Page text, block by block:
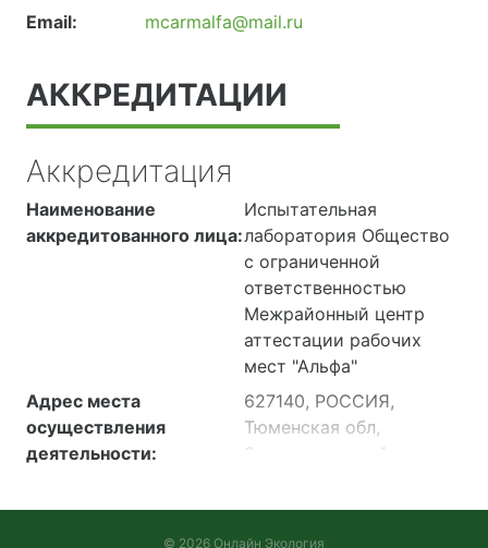
Email:
mcarmalfa@mail.ru
АККРЕДИТАЦИИ
Аккредитация
Наименование
аккредитованного лица:
Испытательная
лаборатория Общество
с ограниченной
ответственностью
Межрайонный центр
аттестации рабочих
мест "Альфа"
Адрес места
осуществления
деятельности:
627140, РОССИЯ,
Тюменская обл,
Заводоуковский р-н,
Береговая, Здание 29, 2
© 2026 Онлайн Экология